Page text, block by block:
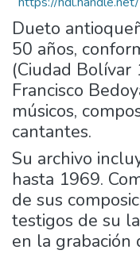
Dueto
50 años,
(Ciudad
Francisco
músicos,
cantantes.
Su archivo
hasta 1969.
de sus
testigos de su
en la grabación